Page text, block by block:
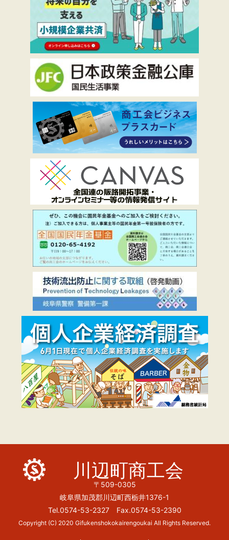
川辺町商工会
〒509-0305
岐阜県加茂郡川辺町西栃井1376-1
Tel.0574-53-2327 Fax.0574-53-2390
Copyright (C) 2020 Gifukenshokokairengoukai All Rights Reserved.